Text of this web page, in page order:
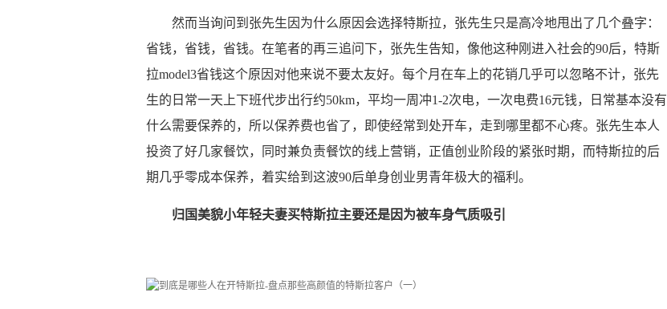
然而当询问到张先生因为什么原因会选择特斯拉，张先生只是高冷地甩出了几个叠字：
省钱，省钱，省钱。在笔者的再三追问下，张先生告知，像他这种刚进入社会的90后，特斯
拉model3省钱这个原因对他来说不要太友好。每个月在车上的花销几乎可以忽略不计，张先
生的日常一天上下班代步出行约50km，平均一周冲1-2次电，一次电费16元钱，日常基本没有
什么需要保养的，所以保养费也省了，即使经常到处开车，走到哪里都不心疼。张先生本人
投资了好几家餐饮，同时兼负责餐饮的线上营销，正值创业阶段的紧张时期，而特斯拉的后
期几乎零成本保养，着实给到这波90后单身创业男青年极大的福利。
归国美貌小年轻夫妻买特斯拉主要还是因为被车身气质吸引